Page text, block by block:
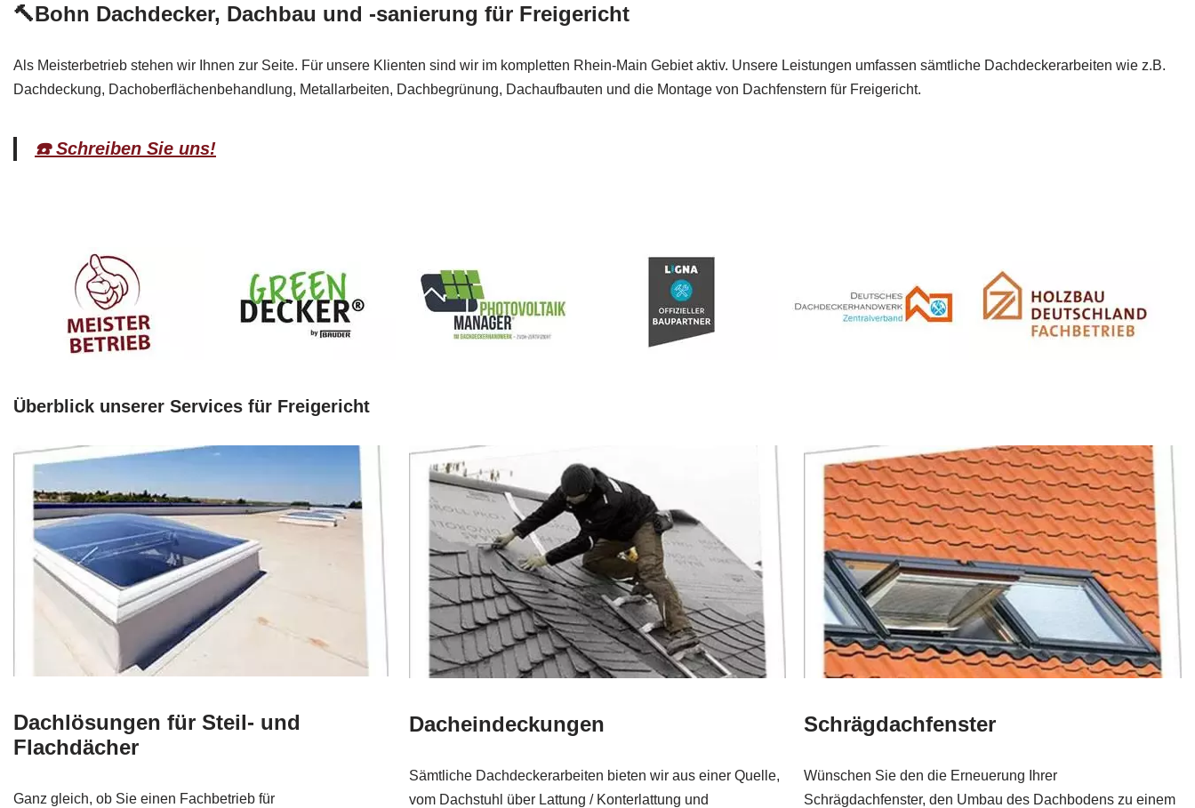
🔨Bohn Dachdecker, Dachbau und -sanierung für Freigericht
Als Meisterbetrieb stehen wir Ihnen zur Seite. Für unsere Klienten sind wir im kompletten Rhein-Main Gebiet aktiv. Unsere Leistungen umfassen sämtliche Dachdeckerarbeiten wie z.B.
Dachdeckung, Dachoberflächenbehandlung, Metallarbeiten, Dachbegrünung, Dachaufbauten und die Montage von Dachfenstern für Freigericht.
☎️ Schreiben Sie uns!
Überblick unserer Services für Freigericht
Dachlösungen für Steil- und
Flachdächer
Ganz gleich, ob Sie einen Fachbetrieb für
Dacheindeckungen
Sämtliche Dachdeckerarbeiten bieten wir aus einer Quelle,
vom Dachstuhl über Lattung / Konterlattung und
Schrägdachfenster
Wünschen Sie den die Erneuerung Ihrer
Schrägdachfenster, den Umbau des Dachbodens zu einem